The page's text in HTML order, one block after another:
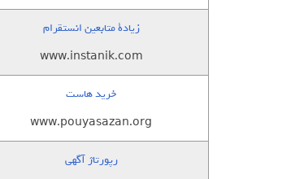
زيادة متابعين انستقرام
www.instanik.com
خرید هاست
www.pouyasazan.org
رپورتاژ آگهی